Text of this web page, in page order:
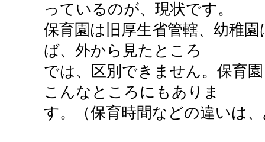
っているのが、現状です。
保育園は旧厚生省管轄、幼稚
ば、外から見たところ
では、区別できません。保育
こんなところにもありま
す。（保育時間などの違いは